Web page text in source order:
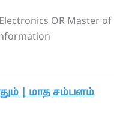
OR Master of
| மாத சம்பளம்